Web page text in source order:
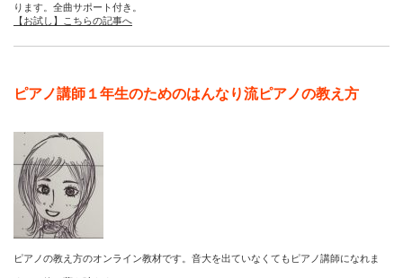
ります。全曲サポート付き。
【お試し】こちらの記事へ
ピアノ講師１年生のためのはんなり流ピアノの教え方
ピアノの教え方のオンライン教材です。音大を出ていなくてもピアノ講師になれま